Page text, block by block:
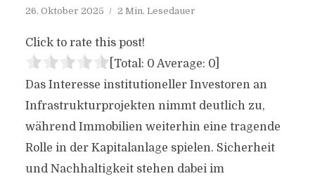
26. Oktober 2025 2 Min. Lesedauer
Click to rate this post!
[Total: 0 Average: 0]
Das Interesse institutioneller Investoren an
Infrastrukturprojekten nimmt deutlich zu,
während Immobilien weiterhin eine tragende
Rolle in der Kapitalanlage spielen. Sicherheit
und Nachhaltigkeit stehen dabei im